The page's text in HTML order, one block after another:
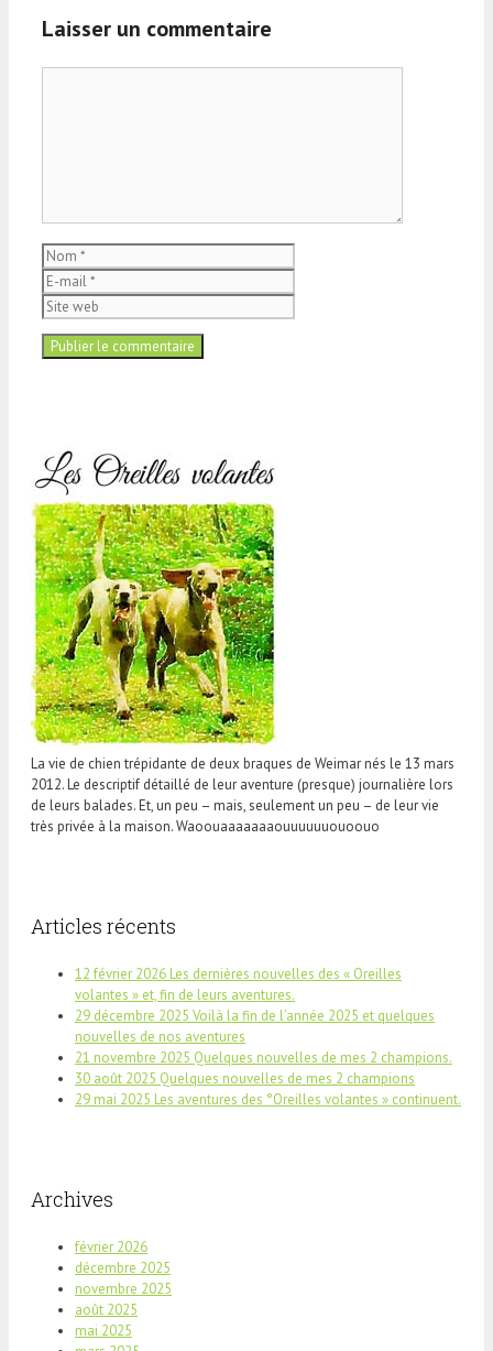
Laisser un commentaire
Nom
mail
web
La vie de chien trépidante de deux braques de Weimar nés le 13 mars
2012. Le descriptif détaillé de leur aventure (presque) journalière lors
de leurs balades. Et, un peu – mais, seulement un peu – de leur vie
très privée à la maison. Waoouaaaaaaaouuuuuuouoouo
Articles récents
12 février 2026 Les dernières nouvelles des « Oreilles
volantes » et, fin de leurs aventures.
29 décembre 2025 Voilà la fin de l’année 2025 et quelques
nouvelles de nos aventures
21 novembre 2025 Quelques nouvelles de mes 2 champions.
30 août 2025 Quelques nouvelles de mes 2 champions
29 mai 2025 Les aventures des °Oreilles volantes » continuent.
Archives
février 2026
décembre 2025
novembre 2025
août 2025
mai 2025